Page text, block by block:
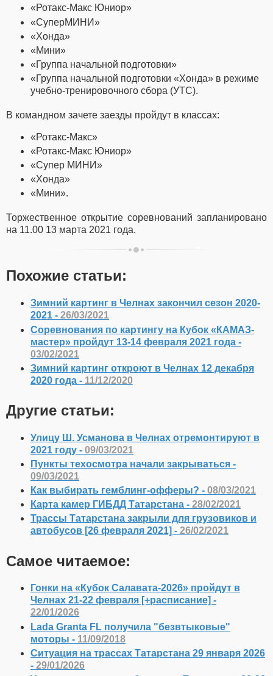
«Ротакс-Макс Юниор»
«СуперМИНИ»
«Хонда»
«Мини»
«Группа начальной подготовки»
«Группа начальной подготовки «Хонда» в режиме
учебно-тренировочного сбора (УТС).
В командном зачете заезды пройдут в классах:
«Ротакс-Макс»
«Ротакс-Макс Юниор»
«Супер МИНИ»
«Хонда»
«Мини».
Торжественное открытие соревнований запланировано
на 11.00 13 марта 2021 года.
Похожие статьи:
Зимний картинг в Челнах закончил сезон 2020-
2021 - 26/03/2021
Соревнования по картингу на Кубок «КАМАЗ-
мастер» пройдут 13-14 февраля 2021 года -
03/02/2021
Зимний картинг откроют в Челнах 12 декабря
2020 года - 11/12/2020
Другие статьи:
Улицу Ш. Усманова в Челнах отремонтируют в
2021 году - 09/03/2021
Пункты техосмотра начали закрываться -
09/03/2021
Как выбирать гемблинг-офферы? - 08/03/2021
Карта камер ГИБДД Татарстана - 28/02/2021
Трассы Татарстана закрыли для грузовиков и
автобусов [26 февраля 2021] - 26/02/2021
Самое читаемое:
Гонки на «Кубок Салавата-2026» пройдут в
Челнах 21-22 февраля [+расписание] -
22/01/2026
Lada Granta FL получила "безвтыковые"
моторы - 11/09/2018
Ситуация на трассах Татарстана 29 января 2026
- 29/01/2026